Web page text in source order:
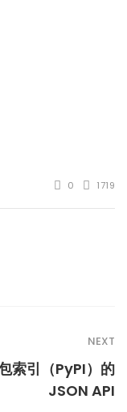
0 1719
NEXT
索引（PyPI）的
JSON API